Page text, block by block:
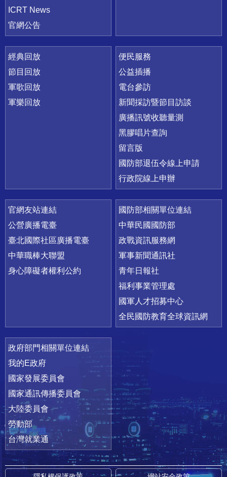
ICRT News
官網公告
經典回放
節目回放
軍歌回放
軍樂回放
便民服務
公益插播
電台參訪
新聞採訪暨節目訪談
廣播訊號收聽量測
黑膠唱片查詢
留言版
國防部退伍令線上申請
行政院線上申辦
官網友站連結
公營廣播電臺
臺北國際社區廣播電臺
中華職棒大聯盟
身心障礙者權利公約
國防部相關單位連結
中華民國國防部
政戰資訊服務網
軍事新聞通訊社
青年日報社
福利事業管理處
國軍人才招募中心
全民國防教育全球資訊網
政府部門相關單位連結
我的E政府
國家發展委員會
國家通訊傳播委員會
大陸委員會
勞動部
台灣就業通